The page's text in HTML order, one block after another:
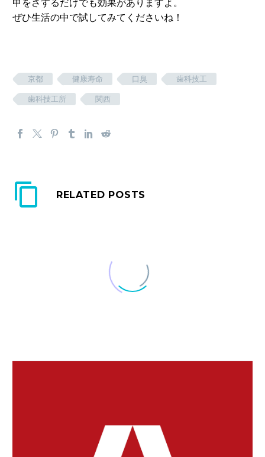
甲をさするだけでも効果がありますよ。
ぜひ生活の中で試してみてくださいね！
京都 健康寿命 口臭
歯科技工
歯科技工所
関西
RELATED POSTS
中南米から帰国した
睡眠時無呼吸症候群と
09 11月 2021